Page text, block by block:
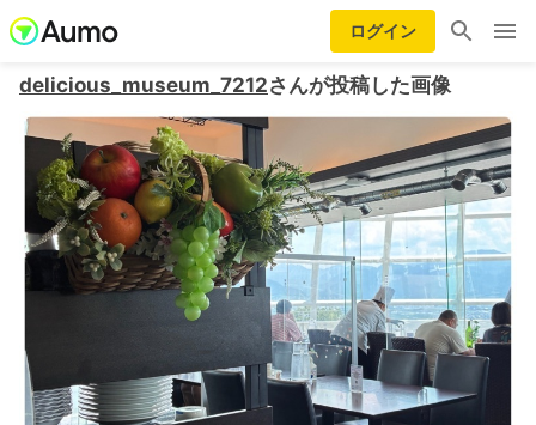
ログイン
delicious_museum_7212さんが投稿した画像